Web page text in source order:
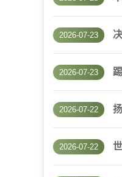
2026-07-23
2026-07-23
2026-07-22
2026-07-22